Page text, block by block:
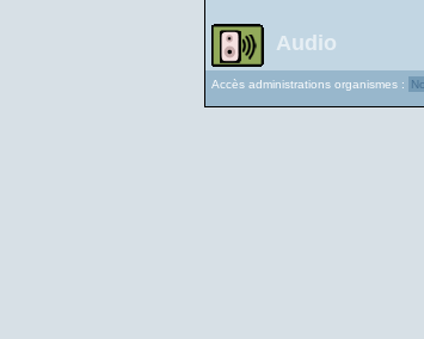
Audio
Accès administrations organismes :